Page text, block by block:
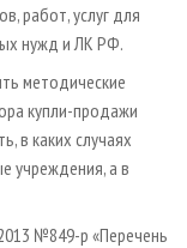
работ, услуг для
нужд и ЛК РФ.
методические
купли-продажи
в каких случаях
учреждения, а в
№849-р «Перечень